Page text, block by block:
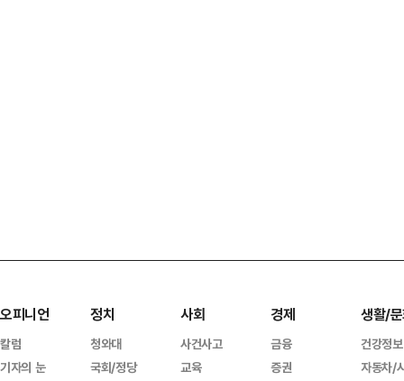
오피니언
칼럼
기자의 눈
정치
청와대
국회/정당
사회
사건사고
교육
경제
금융
증권
생활/
건강정보
자동차/